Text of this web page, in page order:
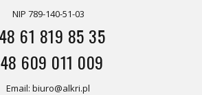
NIP 789-140-51-03
61 819 85 35
609 011 009
Email: biuro@alkri.pl